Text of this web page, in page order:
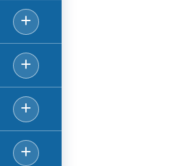
+
+
+
+